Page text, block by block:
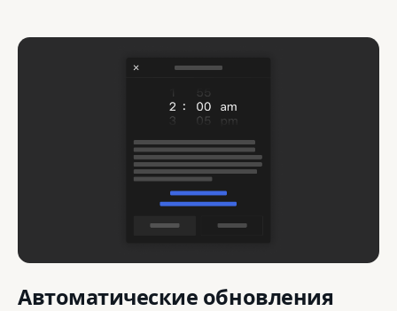
Автоматические обновления